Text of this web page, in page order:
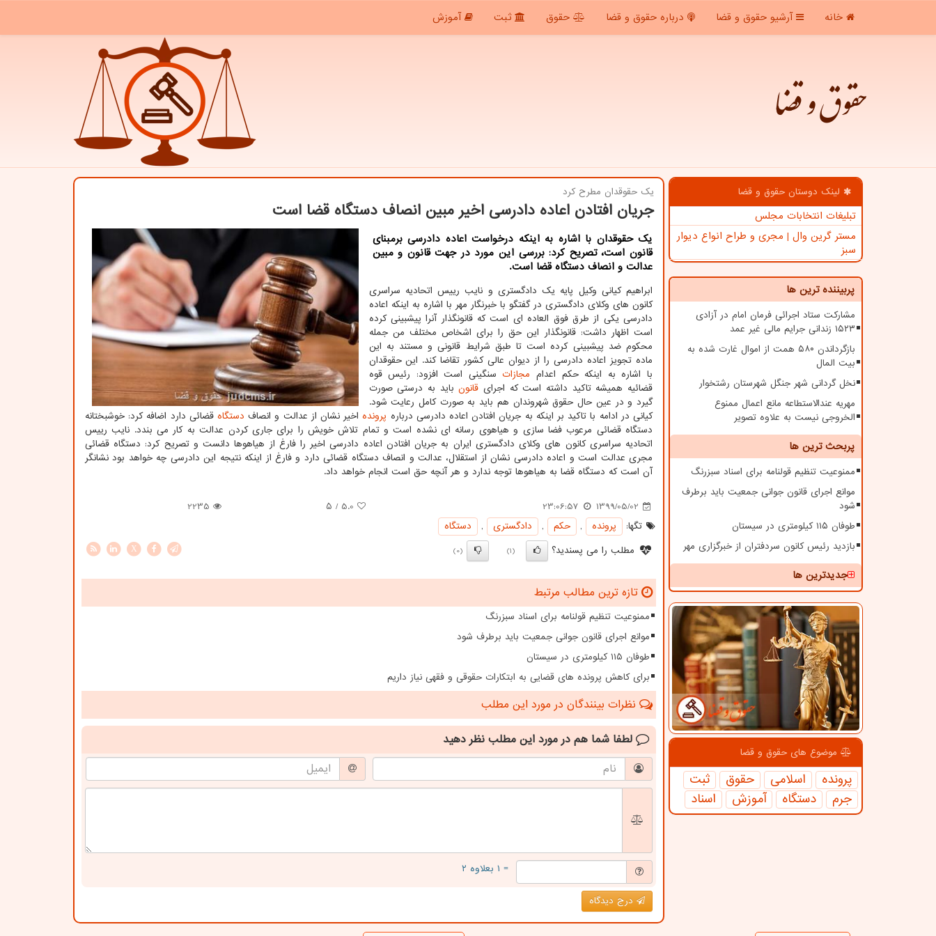
خانه آرشیو حقوق و قضا درباره حقوق و قضا حقوق ثبت آموزش
حقوق و قضا
لینک دوستان حقوق و قضا
تبلیغات انتخابات مجلس
مستر گرین وال | مجری و طراح انواع دیوار
سبز
پربیننده ترین ها
مشارکت ستاد اجرائی فرمان امام در آزادی
۱۵۲۳ زندانی جرایم مالی غیر عمد
بازگرداندن ۵۸۰ همت از اموال غارت شده به
بیت المال
نخل گردانی شهر جنگل شهرستان رشتخوار
مهریه عندالاستطاعه مانع اعمال ممنوع
الخروجی نیست به علاوه تصویر
پربحث ترین ها
ممنوعیت تنظیم قولنامه برای اسناد سبزرنگ
موانع اجرای قانون جوانی جمعیت باید برطرف
شود
طوفان ۱۱۵ کیلومتری در سیستان
بازدید رئیس کانون سردفتران از خبرگزاری مهر
جدیدترین ها
موضوع های حقوق و قضا
پرونده اسلامی حقوق
ثبت
جرم
دستگاه آموزش اسناد
یك حقوقدان مطرح كرد
جریان افتادن اعاده دادرسی اخیر مبین انصاف دستگاه قضا است
یك حقوقدان با اشاره به اینكه درخواست اعاده دادرسی برمبنای
قانون است، تصریح كرد: بررسی این مورد در جهت قانون و مبین
عدالت و انصاف دستگاه قضا است.
ابراهیم کیانی وکیل پایه یک دادگستری و نایب رییس اتحادیه سراسری
کانون های وکلای دادگستری در گفتگو با خبرنگار مهر با اشاره به اینکه اعاده
دادرسی یکی از طرق فوق العاده ای است که قانونگذار آنرا پیشبینی کرده
است اظهار داشت: قانونگذار این حق را برای اشخاص مختلف من جمله
محکوم ضد پیشبینی کرده است تا طبق شرایط قانونی و مستند به این
ماده تجویز اعاده دادرسی را از دیوان عالی کشور تقاضا کند. این حقوقدان
با اشاره به اینکه حکم اعدام مجازات سنگینی است افزود: رئیس قوه
قضائیه همیشه تاکید داشته است که اجرای قانونباید به درستی صورت
گیرد و در عین حال حقوق شهروندان هم باید به صورت کامل رعایت شود.
کیانی در ادامه با تاکید بر اینکه به جریان افتادن اعاده دادرسی درباره پرونده اخیر نشان از عدالت و انصاف دستگاه قضائی دارد اضافه کرد: خوشبختانه
دستگاه قضائی مرعوب فضا سازی و هیاهوی رسانه ای نشده است و تمام تلاش خویش را برای جاری کردن عدالت به کار می بندد. نایب رییس
اتحادیه سراسری کانون های وکلای دادگستری ایران به جریان افتادن اعاده دادرسی اخیر را فارغ از هیاهوها دانست و تصریح کرد: دستگاه قضائی
مجری عدالت است و اعاده دادرسی نشان از استقلال، عدالت و انصاف دستگاه قضائی دارد و فارغ از اینکه نتیجه این دادرسی چه خواهد بود نشانگر
آن است که دستگاه قضا به هیاهوها توجه ندارد و هر آنچه حق است انجام خواهد داد.
1399/05/02
23:06:57
5.0 / ۵
2235
تگها:
پرونده , حكم , دادگستری ,
دستگاه
مطلب را می پسندید؟
(1)
(0)
X
تازه ترین مطالب مرتبط
ممنوعیت تنظیم قولنامه برای اسناد سبزرنگ
موانع اجرای قانون جوانی جمعیت باید برطرف شود
طوفان ۱۱۵ کیلومتری در سیستان
برای کاهش پرونده های قضایی به ابتکارات حقوقی و فقهی نیاز داریم
نظرات بینندگان در مورد این مطلب
لطفا شما هم در مورد این مطلب نظر دهید
= ۱ بعلاوه ۲
درج دیدگاه